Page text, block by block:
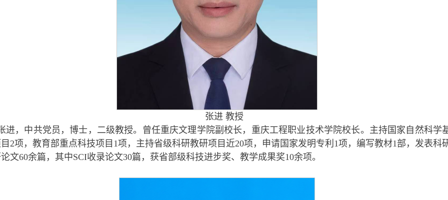
张进 教授
进，中共党员，博士，二级教授。曾任重庆文理学院副校长，重庆工程职业技术学院校长。主持国家自然科学
2项，教育部重点科技项目1项，主持省级科研教研项目近20项，申请国家发明专利1项，编写教材1部，发表科
文60余篇，其中SCI收录论文30篇，获省部级科技进步奖、教学成果奖10余项。